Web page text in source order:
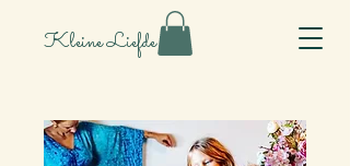
Kleine Liefde